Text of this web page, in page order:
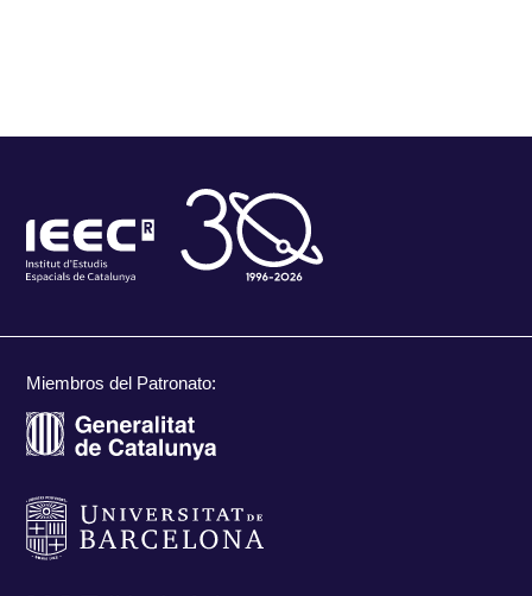
Miembros del Patronato: